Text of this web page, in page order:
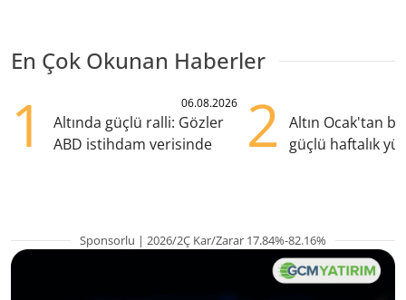
En Çok Okunan Haberler
1 06.08.2026
Altında güçlü ralli: Gözler
ABD istihdam verisinde
2
Altın Ocak'tan
güçlü haftalık
Sponsorlu | 2026/2Ç Kar/Zarar 17.84%-82.16%